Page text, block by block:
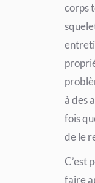
corps
à des
fois
de le
C’est
faire